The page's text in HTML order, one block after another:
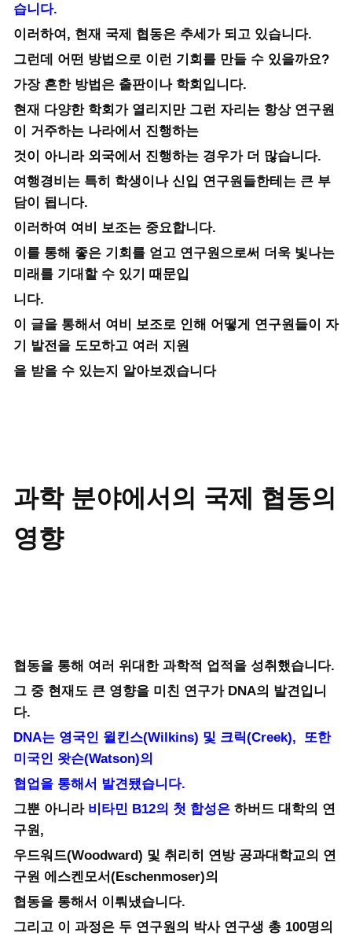
습니다.
이러하여, 현재 국제 협동은 추세가 되고 있습니다.
그런데 어떤 방법으로 이런 기회를 만들 수 있을까요?
가장 흔한 방법은 출판이나 학회입니다.
현재 다양한 학회가 열리지만 그런 자리는 항상 연구원
이 거주하는 나라에서 진행하는
것이 아니라 외국에서 진행하는 경우가 더 많습니다.
여행경비는 특히 학생이나 신입 연구원들한테는 큰 부
담이 됩니다.
이러하여 여비 보조는 중요합니다.
이를 통해 좋은 기회를 얻고 연구원으로써 더욱 빛나는
미래를 기대할 수 있기 때문입
니다.
이 글을 통해서 여비 보조로 인해 어떻게 연구원들이 자
기 발전을 도모하고 여러 지원
을 받을 수 있는지 알아보겠습니다
과학 분야에서의 국제 협동의
영향
협동을 통해 여러 위대한 과학적 업적을 성취했습니다.
그 중 현재도 큰 영향을 미친 연구가 DNA의 발견입니
다.
DNA는 영국인 윌킨스(Wilkins) 및 크릭(Creek), 또한
미국인 왓슨(Watson)의
협업을 통해서 발견됐습니다.
그뿐 아니라 비타민 B12의 첫 합성은 하버드 대학의 연
구원,
우드워드(Woodward) 및 취리히 연방 공과대학교의 연
구원 에스켄모서(Eschenmoser)의
협동을 통해서 이뤄냈습니다.
그리고 이 과정은 두 연구원의 박사 연구생 총 100명의